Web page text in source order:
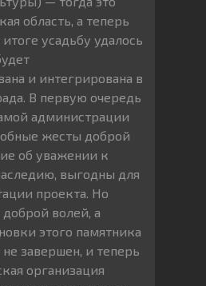
область, а теперь
усадьбу удалось
и интегрирована в
В первую очередь
администрации
жесты доброй
об уважении к
выгодны для
проекта. Но
волей, а
этого памятника
завершен, и теперь
организация